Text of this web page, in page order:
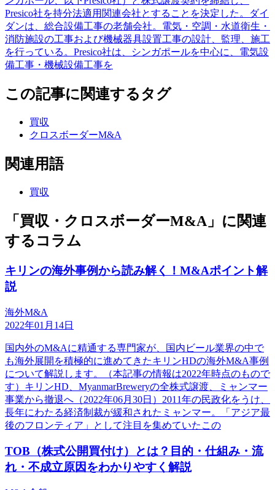
Presico社を持分法適用関連会社とすることを決定した。ダイ
ダンは、総合設備工事の老舗会社。電気・空調・水道衛生・
消防施設の工事および機械器具設置工事の設計、監理、施工
を行っている。Presico社は、シンガポールを中心に、電気設
備工事・機械設備工事を
この記事に関連するタグ
買収
クロスボーダーM&A
関連用語
買収
「買収・クロスボーダーM&A」に関連
するコラム
キリンの海外事例から読み解く！M&Aポイント解
説
海外M&A
2022年01月14日
国内外のM&Aに精通する専門家が、国内ビール業界の中で
も海外展開を積極的に進めてきたキリンHDの海外M&A事例
について解説します。（本記事の情報は2022年時点のもので
す）キリンHD、MyanmarBreweryの全株式譲渡、ミャンマー
事業から撤退へ（2022年06月30日）2011年の民政化をうけ、
長年にわたる経済制裁が緩和されたミャンマー。「アジア最
後のフロンティア」として注目を集めていたこの
TOB（株式公開買付け）とは？目的・仕組み・流
れ・不成立原因をわかりやすく解説